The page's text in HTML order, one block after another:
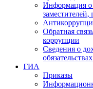
Информация
заместителей,
Обратная
коррупции
Сведения о
ГИА
Приказы